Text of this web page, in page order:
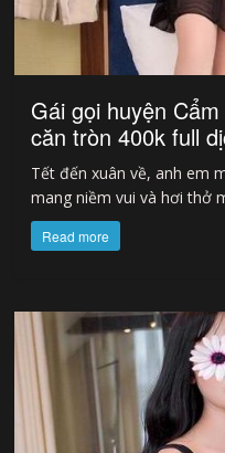
Gái gọi huyện
căn tròn 400k full
Tết đến xuân về, anh em
mang niềm vui và hơi thở
Read more